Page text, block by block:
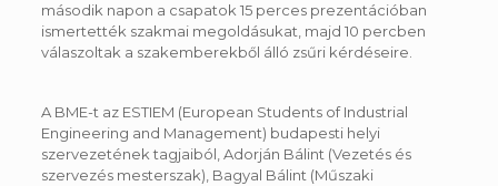
második napon a csapatok 15 perces prezentációban
ismertették szakmai megoldásukat, majd 10 percben
válaszoltak a szakemberekből álló zsűri kérdéseire.
A BME-t az ESTIEM (European Students of Industrial
Engineering and Management) budapesti helyi
szervezetének tagjaiból, Adorján Bálint (Vezetés és
szervezés mesterszak), Bagyal Bálint (Műszaki